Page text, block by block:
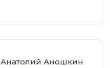
Анатолий Аношкин